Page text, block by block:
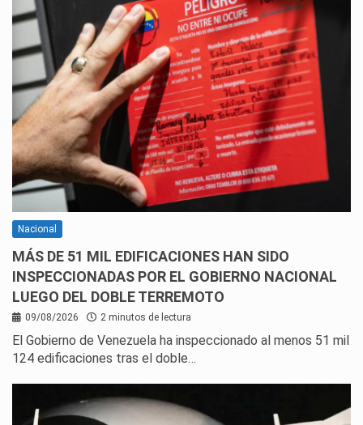
Nacional
MÁS DE 51 MIL EDIFICACIONES HAN SIDO
INSPECCIONADAS POR EL GOBIERNO NACIONAL
LUEGO DEL DOBLE TERREMOTO
09/08/2026 2 minutos de lectura
El Gobierno de Venezuela ha inspeccionado al menos 51 mil
124 edificaciones tras el doble…